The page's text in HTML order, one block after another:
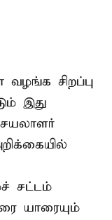
வழங்க சிறப்பு
இது
சட்டம்
யாரையும்